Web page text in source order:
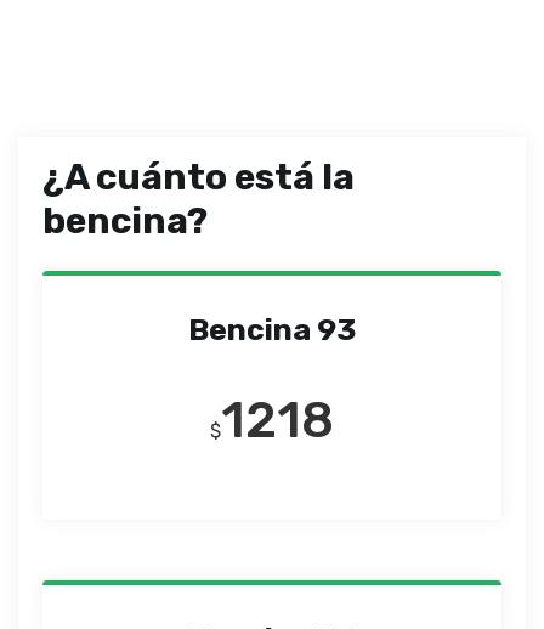
¿A cuánto está la
bencina?
Bencina 93
$1218